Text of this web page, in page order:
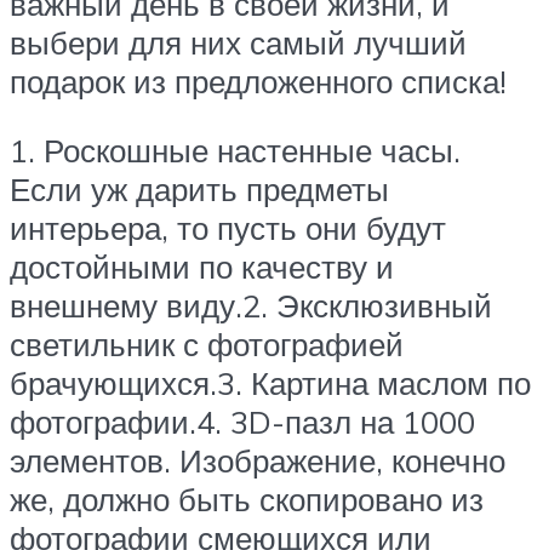
выбери для них самый лучший
подарок из предложенного списка!
1. Роскошные настенные часы.
Если уж дарить предметы
интерьера, то пусть они будут
достойными по качеству и
внешнему виду.2. Эксклюзивный
светильник с фотографией
брачующихся.3. Картина маслом по
фотографии.4. 3D-пазл на 1000
элементов. Изображение, конечно
же, должно быть скопировано из
фотографии смеющихся или